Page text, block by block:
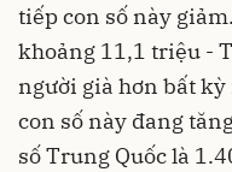
tiếp con số này
khoảng 11,1 triệu -
người già hơn bất
con số này đang
số Trung Quốc là